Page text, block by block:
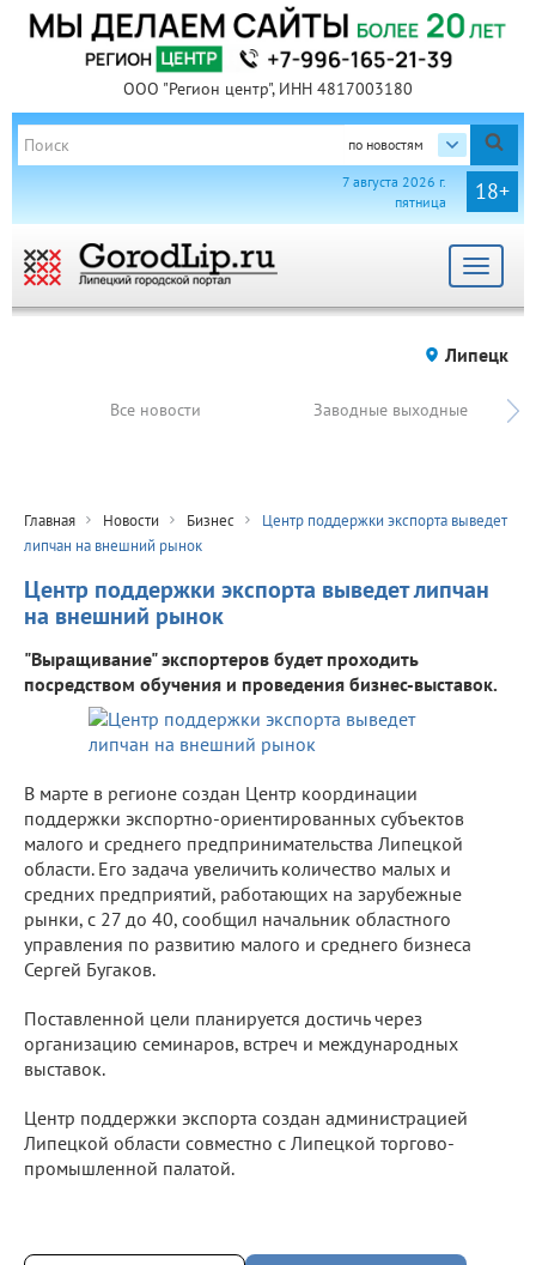
ООО "Регион центр", ИНН 4817003180
по новостям
18+
7 августа 2026 г.
пятница
Toggle
Липецк
Все новости Заводные выходные
Главная Новости Бизнес
Центр поддержки экспорта выведет
липчан на внешний рынок
Центр поддержки экспорта выведет липчан
на внешний рынок
"Выращивание" экспортеров будет проходить
посредством обучения и проведения бизнес-выставок.
В марте в регионе создан Центр координации
поддержки экспортно-ориентированных субъектов
малого и среднего предпринимательства Липецкой
области. Его задача увеличить количество малых и
средних предприятий, работающих на зарубежные
рынки, с 27 до 40, сообщил начальник областного
управления по развитию малого и среднего бизнеса
Сергей Бугаков.
Поставленной цели планируется достичь через
организацию семинаров, встреч и международных
выставок.
Центр поддержки экспорта создан администрацией
Липецкой области совместно с Липецкой торгово-
промышленной палатой.